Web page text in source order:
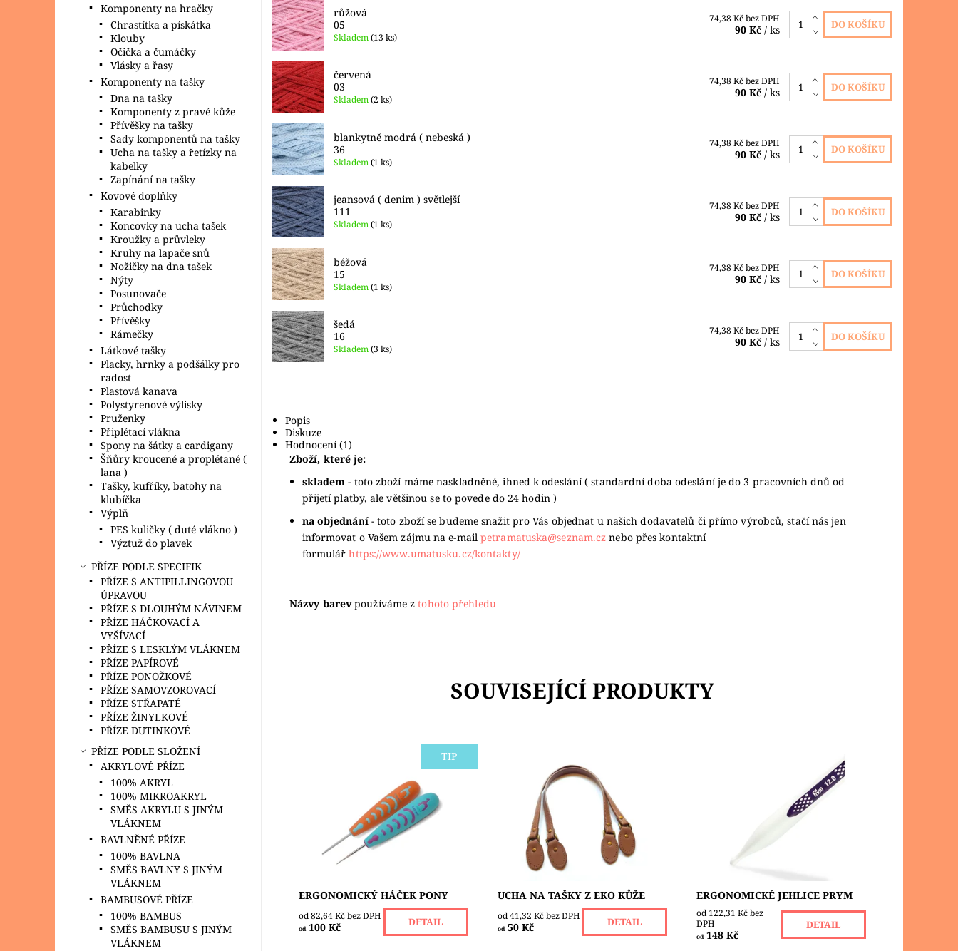
růžová
05
Skladem(13 ks)
74,38 Kč bez DPH
90 Kč / ks
červená
03
Skladem(2 ks)
74,38 Kč bez DPH
90 Kč / ks
blankytně modrá ( nebeská )
36
Skladem(1 ks)
74,38 Kč bez DPH
90 Kč / ks
jeansová ( denim ) světlejší
111
Skladem(1 ks)
74,38 Kč bez DPH
90 Kč / ks
béžová
15
Skladem(1 ks)
74,38 Kč bez DPH
90 Kč / ks
šedá
16
Skladem(3 ks)
74,38 Kč bez DPH
90 Kč / ks
Popis
Diskuze
Hodnocení (1)
Zboží, které je:
skladem - toto zboží máme naskladněné, ihned k odeslání ( standardní doba odeslání je do 3 pracovních dnů od
přijetí platby, ale většinou se to povede do 24 hodin )
na objednání - toto zboží se budeme snažit pro Vás objednat u našich dodavatelů či přímo výrobců, stačí nás jen
informovat o Vašem zájmu na e-mail petramatuska@seznam.cz nebo přes kontaktní
formulářhttps://www.umatusku.cz/kontakty/
Názvy barev používáme ztohoto přehledu
SOUVISEJÍCÍ PRODUKTY
TIP
Karbonové a hliníkové háčky PONY
jsou silné a odolné a používají se na
velmi jemné příze, bavlnu, hedvábí
a jemnou vlnu. Měkká gumová
Dostupnost:
Skladem 4
Značka:
ERGONOMICKÝ HÁČEK PONY
od 82,64 Kč bez DPH
od100 Kč DETAIL
Elegantní ucha na tašky a
kabelky jsou kvalitní a pevná,
vyrobená z eko kůže. Lze je buď
rovnou přišít na tašku nebo druhá
varianta má na obou...
Dostupnost:
Skladem 10
UCHA NA TAŠKY Z EKO KŮŽE
od 41,32 Kč bez DPH
od50 Kč DETAIL
NOVINKA!!! Revoluční ponožkové
jehlice z vysoce funkčního
syntetického materiálu s
uhlíkovými vlákny vyrobené
metodou Carbon Technology....
Dostupnost:
Skladem 1
Značka:
ERGONOMICKÉ JEHLICE PRYM
od 122,31 Kč bez
DPH
od148 Kč
DETAIL
Komponenty na hračky
Chrastítka a pískátka
Klouby
Očička a čumáčky
Vlásky a řasy
Komponenty na tašky
Dna na tašky
Komponenty z pravé kůže
Přívěšky na tašky
Sady komponentů na tašky
Ucha na tašky a řetízky na
kabelky
Zapínání na tašky
Kovové doplňky
Karabinky
Koncovky na ucha tašek
Kroužky a průvleky
Kruhy na lapače snů
Nožičky na dna tašek
Nýty
Posunovače
Průchodky
Přívěšky
Rámečky
Látkové tašky
Placky, hrnky a podšálky pro
radost
Plastová kanava
Polystyrenové výlisky
Pruženky
Připlétací vlákna
Spony na šátky a cardigany
Šňůry kroucené a proplétané (
lana )
Tašky, kufříky, batohy na
klubíčka
Výplň
PES kuličky ( duté vlákno )
Výztuž do plavek
PŘÍZE PODLE SPECIFIK
PŘÍZE S ANTIPILLINGOVOU
ÚPRAVOU
PŘÍZE S DLOUHÝM NÁVINEM
PŘÍZE HÁČKOVACÍ A
VYŠÍVACÍ
PŘÍZE S LESKLÝM VLÁKNEM
PŘÍZE PAPÍROVÉ
PŘÍZE PONOŽKOVÉ
PŘÍZE SAMOVZOROVACÍ
PŘÍZE STŘAPATÉ
PŘÍZE ŽINYLKOVÉ
PŘÍZE DUTINKOVÉ
PŘÍZE PODLE SLOŽENÍ
AKRYLOVÉ PŘÍZE
100% AKRYL
100% MIKROAKRYL
SMĚS AKRYLU S JINÝM
VLÁKNEM
BAVLNĚNÉ PŘÍZE
100% BAVLNA
SMĚS BAVLNY S JINÝM
VLÁKNEM
BAMBUSOVÉ PŘÍZE
100% BAMBUS
SMĚS BAMBUSU S JINÝM
VLÁKNEM